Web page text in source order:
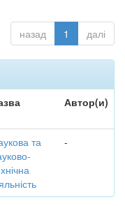
назад 1 далі
Автор(и)
та
-